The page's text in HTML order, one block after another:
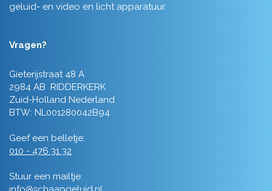
geluid- en video en licht apparatuur.
Vragen?
Gieterijstraat 48 A
2984 AB RIDDERKERK
Zuid-Holland Nederland
BTW: NL001280042B94
Geef een belletje:
010 - 476 31 32
Stuur een mailtje: